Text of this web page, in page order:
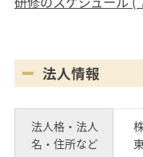
法人情報
法人格・法人
名・住所など